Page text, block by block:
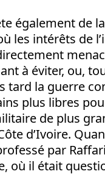
également de
les intérêts de
à éviter, ou,
tard la guerre
plus libres
de plus
d’Ivoire.
par
où il était